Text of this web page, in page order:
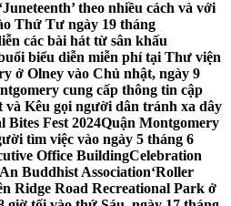
theo nhiều cách và với
Thứ Tư ngày 19 tháng
các bài hát từ sân khấu
biểu diễn miễn phí tại Thư viện
ở Olney vào Chủ nhật, ngày 9
cung cấp thông tin cập
và Kêu gọi người dân tránh xa dây
Bites Fest 2024Quận Montgomery
tìm việc vào ngày 5 tháng 6
Office BuildingCelebration
Buddhist Association‘Roller
Ridge Road Recreational Park ở